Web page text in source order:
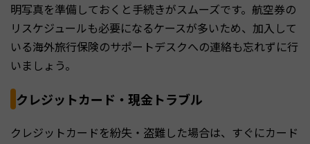
明写真を準備しておくと手続きがスムーズです。航空券の
リスケジュールも必要になるケースが多いため、加入して
いる海外旅行保険のサポートデスクへの連絡も忘れずに行
いましょう。
クレジットカード・現金トラブル
クレジットカードを紛失・盗難した場合は、すぐにカード